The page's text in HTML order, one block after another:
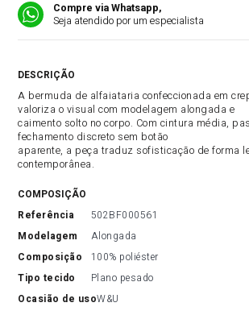
Compre via Whatsapp,
Seja atendido por um especialista
A bermuda de alfaiataria confeccionada em
valoriza o visual com modelagem alongada e
caimento solto no corpo. Com cintura média,
fechamento discreto sem botão
aparente, a peça traduz sofisticação de forma
contemporânea.
COMPOSIÇÃO
referência
502BF000561
modelagem
Alongada
composição
100% poliéster
tipo tecido
Plano pesado
ocasião de usoW&U